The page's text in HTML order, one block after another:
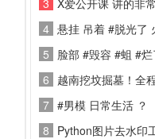
3 X爱公开课 讲的非
4 悬挂 吊着 #脱光了 火烧人 #黑
5 脸部 #毁容 #蛆 #
6 越南挖坟掘墓！全
7 #男模 日常生活 ？
8 Python图片去水印